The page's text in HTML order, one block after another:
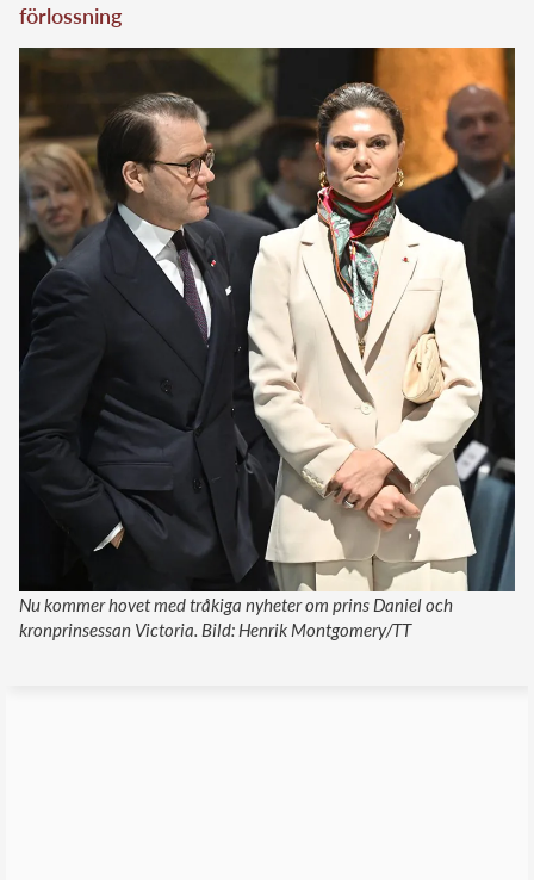
förlossning
Nu kommer hovet med tråkiga nyheter om prins Daniel och
kronprinsessan Victoria. Bild: Henrik Montgomery/TT